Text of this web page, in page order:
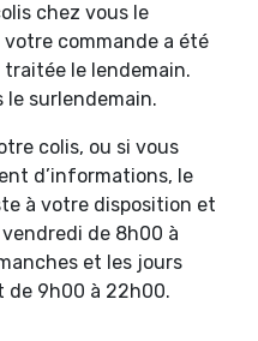
chez vous le
votre commande a été
traitée le lendemain.
le surlendemain.
colis, ou si vous
d’informations, le
à votre disposition et
de 8h00 à
et les jours
de 9h00 à 22h00.